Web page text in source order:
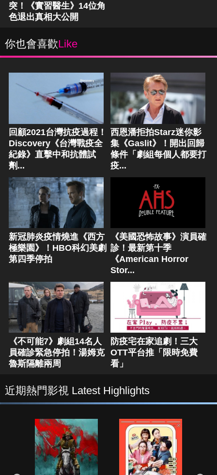
突！《實習醫生》14位角
色退出真相大公開
你也會喜歡Like
回顧2021台灣抗疫過程！
Discovery《台灣戰疫全
紀錄》直擊中和抗體試
劑...
西恩潘拒拍Starz迷你影
集《Gaslit》！開出回歸
條件「劇組每個人都要打
疫...
新冠肺炎疫情燒進《西方
極樂園》！HBO科幻美劇
第四季停拍
《美國恐怖故事》演員確
診！最新第十季
《American Horror
Stor...
《不可能7》劇組14名人
員確診緊急停拍！湯姆克
魯斯隔離兩周
防疫宅在家追劇！三大
OTT平台推「限時免費
看」
近期熱門影視 Latest Highlights